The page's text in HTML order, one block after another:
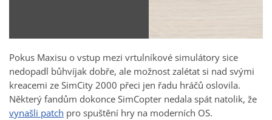
Pokus Maxisu o vstup mezi vrtulníkové simulátory sice
nedopadl bůhvíjak dobře, ale možnost zalétat si nad svými
kreacemi ze SimCity 2000 přeci jen řadu hráčů oslovila.
Některý fandům dokonce SimCopter nedala spát natolik, že
vynašli patch pro spuštění hry na moderních OS.